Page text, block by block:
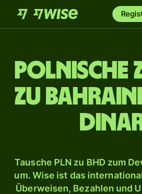
Polnische
zu
Tausche PLN zu BHD zum
um. Wise ist das
Überweisen, Bezahlen und